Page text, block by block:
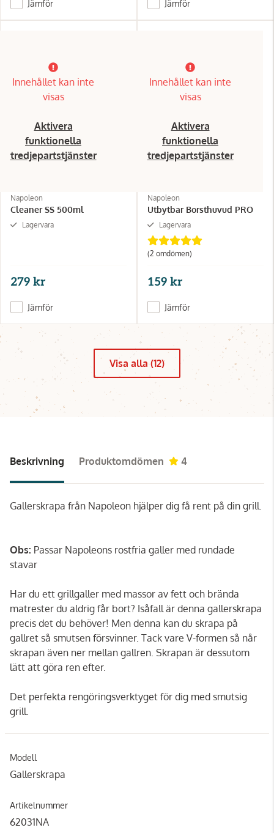
Jämför Jämför
Innehållet kan inte
visas
Aktivera
funktionella
tredjepartstjänster
Napoleon
Cleaner SS 500ml
Lagervara
279 kr
Jämför
Innehållet kan inte
visas
Aktivera
funktionella
tredjepartstjänster
Napoleon
Utbytbar Borsthuvud PRO
Lagervara
(2 omdömen)
159 kr
Jämför
Visa alla (12)
Beskrivning Produktomdömen 4
Gallerskrapa från Napoleon hjälper dig få rent på din grill.
Obs: Passar Napoleons rostfria galler med rundade
stavar
Har du ett grillgaller med massor av fett och brända
matrester du aldrig får bort? Isåfall är denna gallerskrapa
precis det du behöver! Men denna kan du skrapa på
gallret så smutsen försvinner. Tack vare V-formen så når
skrapan även ner mellan gallren. Skrapan är dessutom
lätt att göra ren efter.
Det perfekta rengöringsverktyget för dig med smutsig
grill.
Modell
Gallerskrapa
Artikelnummer
62031NA